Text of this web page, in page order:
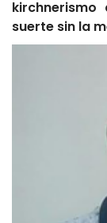
suerte sin la